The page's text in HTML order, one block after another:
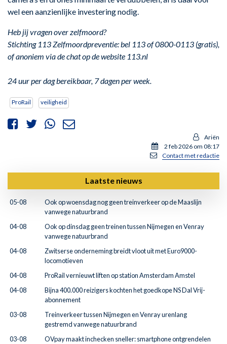
wel een aanzienlijke investering nodig.
Heb jij vragen over zelfmoord?
Stichting 113 Zelfmoordpreventie: bel 113 of 0800-0113 (gratis),
of anoniem via de chat op de website 113.nl
24 uur per dag bereikbaar, 7 dagen per week.
ProRail veiligheid
Ariën
2 feb 2026 om 08:17
Contact met redactie
Laatste nieuws
05-08
Ook op woensdag nog geen treinverkeer op de Maaslijn
vanwege natuurbrand
04-08
Ook op dinsdag geen treinen tussen Nijmegen en Venray
vanwege natuurbrand
04-08
Zwitserse onderneming breidt vloot uit met Euro9000-
locomotieven
04-08
ProRail vernieuwt liften op station Amsterdam Amstel
04-08
Bijna 400.000 reizigers kochten het goedkope NS Dal Vrij-
abonnement
03-08
Treinverkeer tussen Nijmegen en Venray urenlang
gestremd vanwege natuurbrand
03-08
OVpay maakt inchecken sneller: smartphone ontgrendelen